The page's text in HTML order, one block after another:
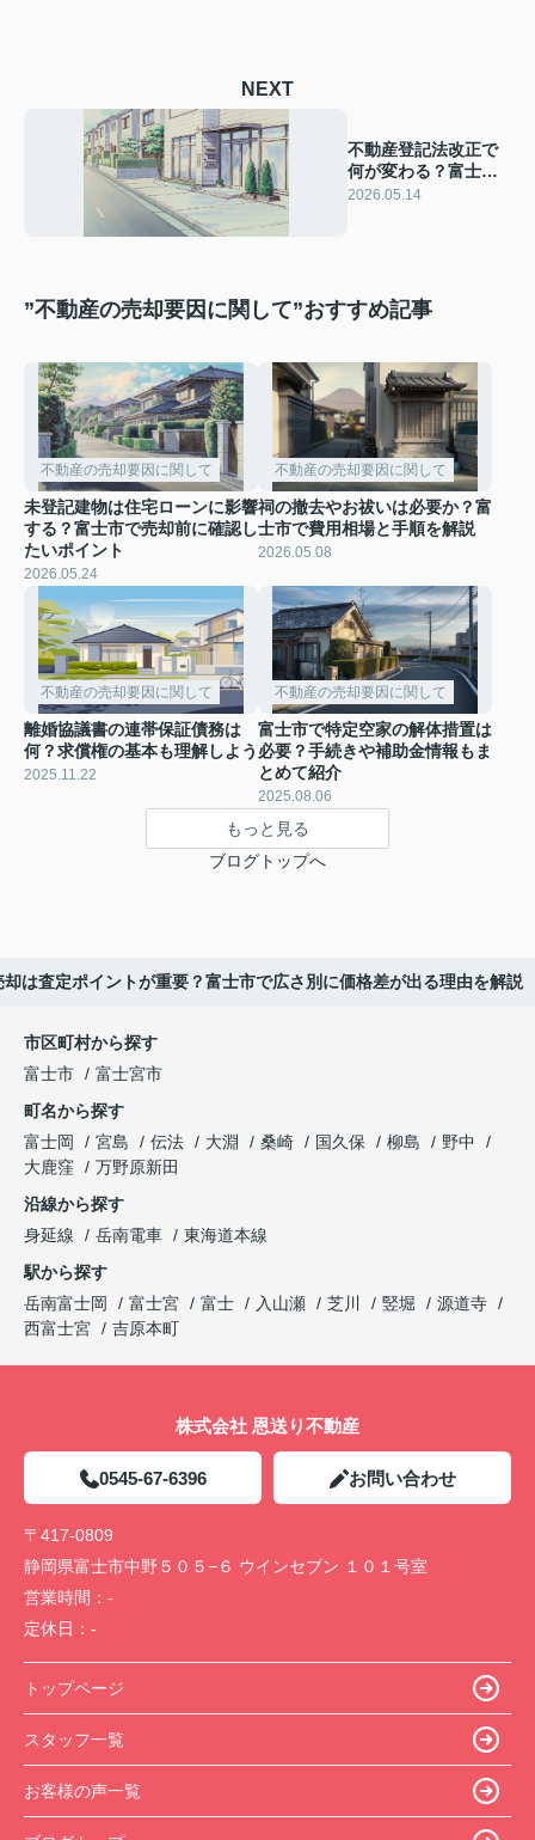
NEXT
不動産登記法改正で
何が変わる？富士宮
市の住所氏名変更義
2026.05.14
”不動産の売却要因に関して”おすすめ記事
不動産の売却要因に関して
未登記建物は住宅ローンに影響
する？富士市で売却前に確認し
たいポイント
2026.05.24
不動産の売却要因に関して
祠の撤去やお祓いは必要か？富
士市で費用相場と手順を解説
2026.05.08
不動産の売却要因に関して
離婚協議書の連帯保証債務は
何？求償権の基本も理解しよう
2025.11.22
不動産の売却要因に関して
富士市で特定空家の解体措置は
必要？手続きや補助金情報もま
とめて紹介
2025.08.06
もっと見る
ブログトップへ
却は査定ポイントが重要？富士市で広さ別に価格差が出る理由を解説
市区町村から探す
富士市
富士宮市
町名から探す
富士岡
宮島 伝法 大淵 桑崎 国久保 柳島
野中
大鹿窪
万野原新田
沿線から探す
身延線
岳南電車
東海道本線
駅から探す
岳南富士岡
富士宮 富士 入山瀬 芝川 竪堀
源道寺
西富士宮
吉原本町
株式会社 恩送り不動産
0545-67-6396 お問い合わせ
〒417-0809
静岡県富士市中野５０５−６ ウインセブン １０１号室
営業時間： -
定休日： -
トップページ
スタッフ一覧
お客様の声一覧